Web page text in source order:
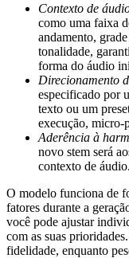
Contexto de
como uma faixa
andamento,
tonalidade,
forma do áudio
Direcionamento
especificado por
texto ou um
execução, micro-
Aderência à
novo stem será
contexto de áudio.
O modelo funciona de
fatores durante a
você pode ajustar
com as suas
fidelidade, enquanto